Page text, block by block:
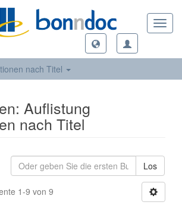
nach Titel
Auflistung
nach Titel
Los
1-9 von 9